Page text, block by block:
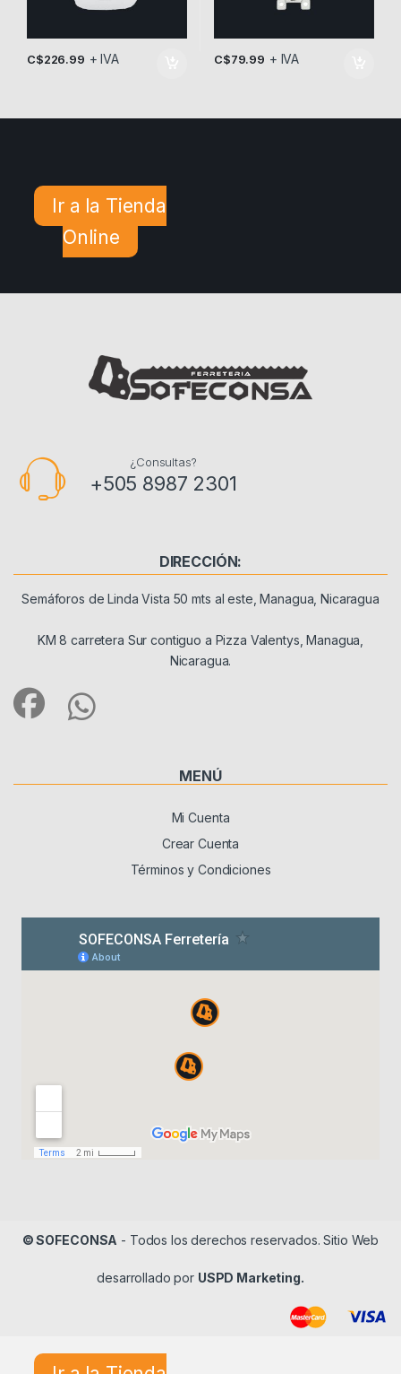
C$226.99 + IVA C$79.99 + IVA
Ir a la Tienda
Online
¿Consultas?
+505 8987 2301
DIRECCIÓN:
Semáforos de Linda Vista 50 mts al este, Managua, Nicaragua
KM 8 carretera Sur contiguo a Pizza Valentys, Managua,
Nicaragua.
MENÚ
Mi Cuenta
Crear Cuenta
Términos y Condiciones
© SOFECONSA - Todos los derechos reservados. Sitio Web
desarrollado por USPD Marketing.